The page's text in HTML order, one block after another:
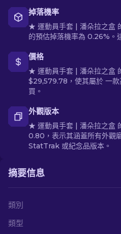
掉落機率
★ 運動員手套 | 潘朵拉之盒
的預估掉落機率為 0.26%。
價格
★ 運動員手套 | 潘朵拉之盒
$29,579.78，使其屬於 一
買。
外觀版本
★ 運動員手套 | 潘朵拉之盒
0.80，表示其涵蓋所有外觀
StatTrak 或紀念品版本。
摘要信息
類別
類型